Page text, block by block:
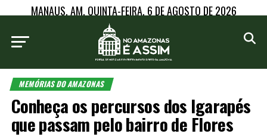
MANAUS, AM, QUINTA-FEIRA, 6 DE AGOSTO DE 2026
MEMÓRIAS DO AMAZONAS
Conheça os percursos dos Igarapés
que passam pelo bairro de Flores